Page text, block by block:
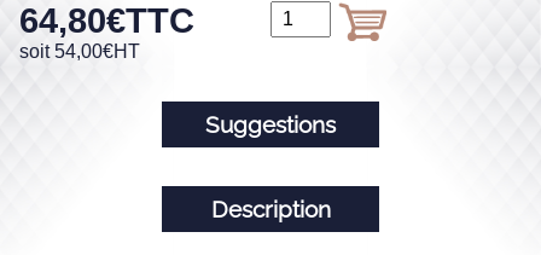
64,80€TTC
soit 54,00€HT
Suggestions
Description